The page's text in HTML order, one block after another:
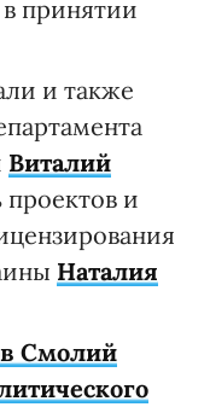
принятии
и также
Виталий
проектов и
Наталия
Смолий